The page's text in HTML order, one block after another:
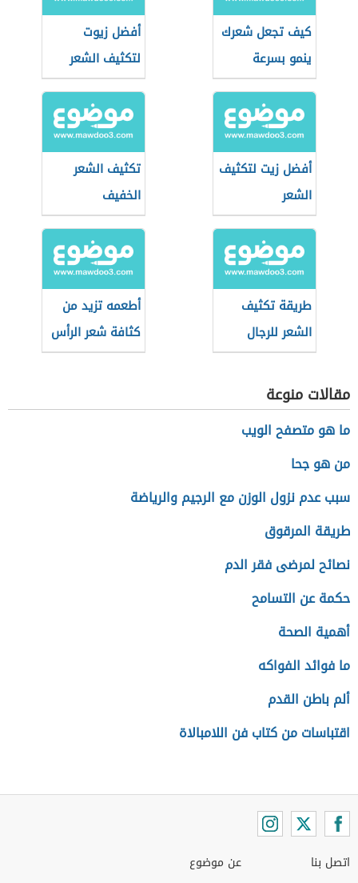
كيف تجعل شعرك
ينمو بسرعة
أفضل زيوت
لتكثيف الشعر
أفضل زيت لتكثيف
الشعر
تكثيف الشعر
الخفيف
طريقة تكثيف
الشعر للرجال
بسرعة
أطعمه تزيد من
كثافة شعر الرأس
مقالات منوعة
ما هو متصفح الويب
من هو جحا
سبب عدم نزول الوزن مع الرجيم والرياضة
طريقة المرقوق
نصائح لمرضى فقر الدم
حكمة عن التسامح
أهمية الصحة
ما فوائد الفواكه
ألم باطن القدم
اقتباسات من كتاب فن اللامبالاة
اتصل بنا عن موضوع